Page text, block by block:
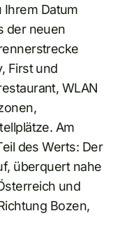
Datum
der neuen
First und
WLAN
Am
des Werts: Der
überquert nahe
und
Bozen,